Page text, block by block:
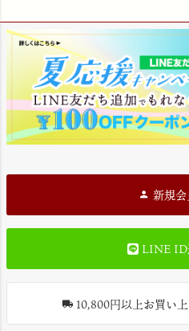
新規
LINE ID
10,800円以上お買い